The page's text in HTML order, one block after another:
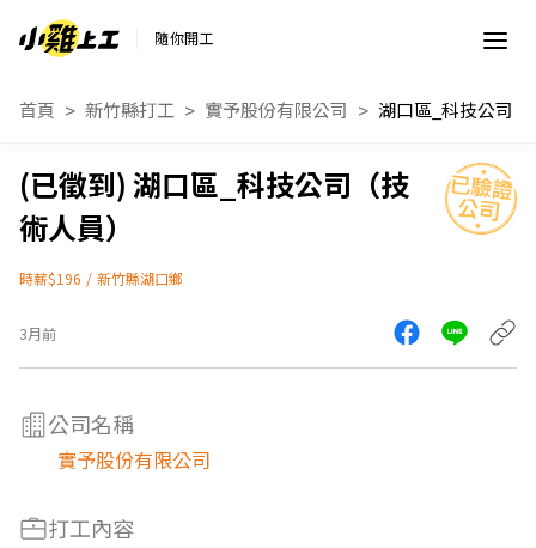
隨你開工
首頁 新竹縣打工 實予股份有限公司
湖口區_科技公司（技
術人員）
時薪$196 / 新竹縣湖口鄉
3月前
公司名稱
實予股份有限公司
打工內容